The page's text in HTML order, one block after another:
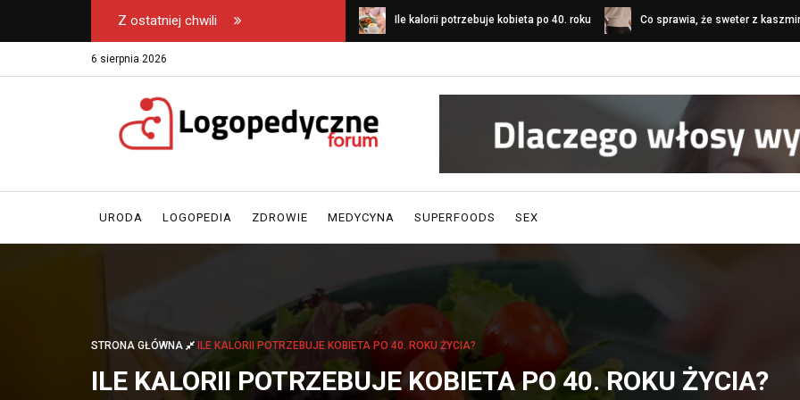
Z ostatniej chwili
Ile kalorii potrzebuje kobieta po 40. roku Co sprawia, że sweter z kaszmiru Jak zaprojektować przyjazny
6 sierpnia 2026
URODA LOGOPEDIA ZDROWIE MEDYCYNA SUPERFOODS SEX
STRONA GŁÓWNA ILE KALORII POTRZEBUJE KOBIETA PO 40. ROKU ŻYCIA?
ILE KALORII POTRZEBUJE KOBIETA PO 40. ROKU ŻYCIA?